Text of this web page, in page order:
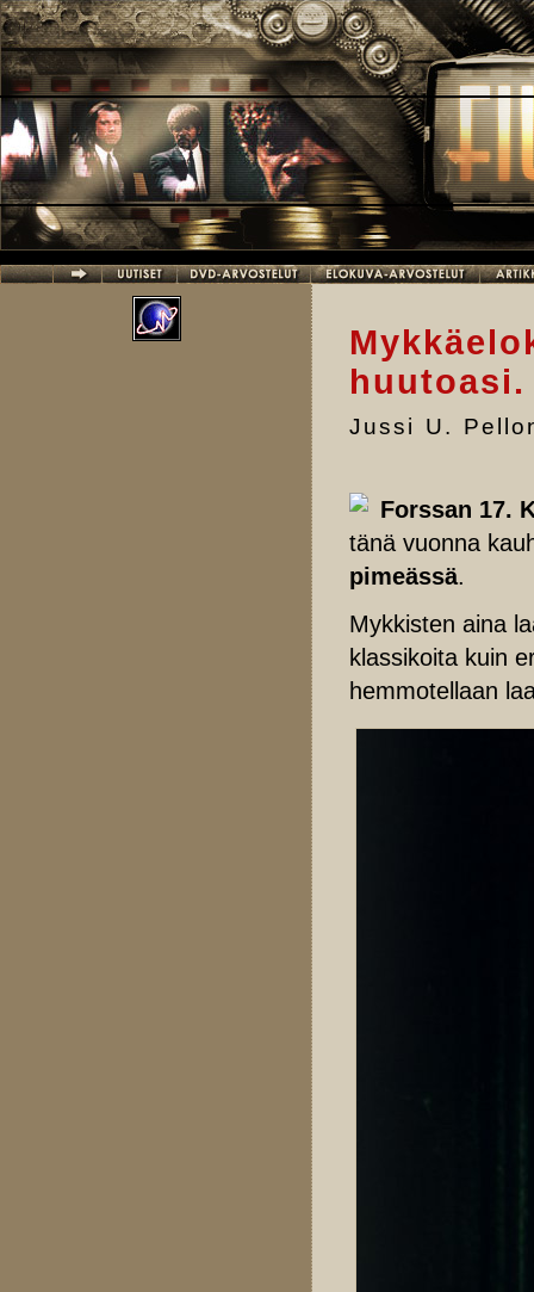
Hyppää pääsisältöön
huutoasi.
Jussi U.
Forssan 17.
tänä vuonna
pimeässä.
Mykkisten aina
klassikoita kuin
hemmotellaan